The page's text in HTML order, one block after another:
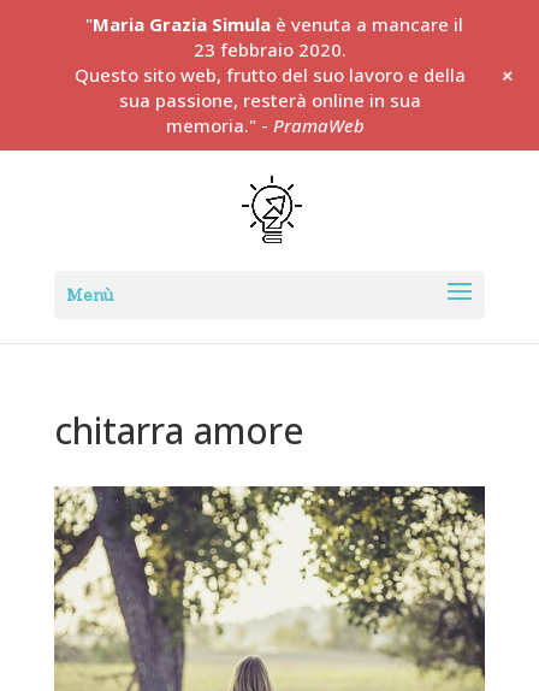
chitarra amore
"Maria Grazia Simulaè venuta a mancare il
23 febbraio 2020.
Questo sito web, frutto del suo lavoro e della
sua passione, resterà online in sua
memoria." - PramaWeb
+